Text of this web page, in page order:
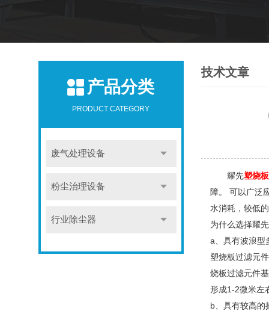
产品分类
PRODUCT CATEGORY
废气处理设备
粉尘治理设备
行业除尘器
技术文章
耀先塑烧
障。 可以广泛
水消耗，较低
为什么选择耀先
a、具有波浪型
塑烧板过滤元
烧板过滤元件
形成1-2微米左
b、具有较高的